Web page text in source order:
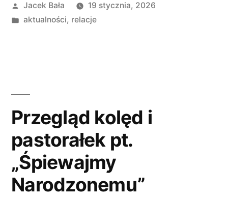
Opublikowane
przez
Jacek Bała
19 stycznia, 2026
Opublikowano
aktualności, relacje
Przegląd kolęd i
pastorałek pt.
„Śpiewajmy
Narodzonemu”